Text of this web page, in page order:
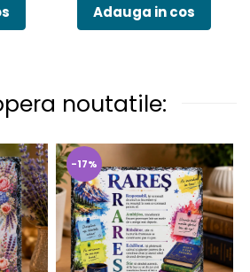
Adauga in cos
noutatile:
-17%